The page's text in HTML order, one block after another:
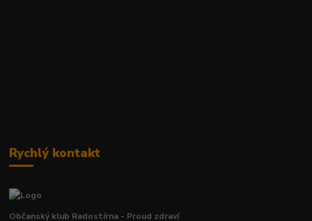
Rychlý kontakt
Občanský klub Radostírna - Proud zdraví